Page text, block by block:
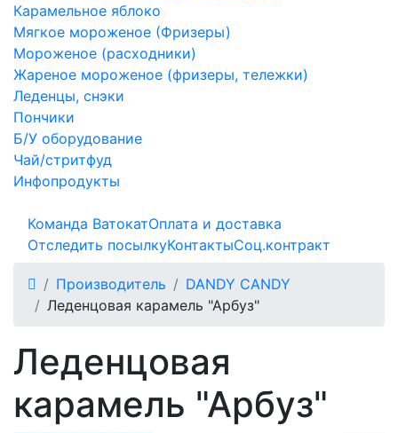
Карамельное яблоко
Мягкое мороженое (Фризеры)
Мороженое (расходники)
Жареное мороженое (фризеры, тележки)
Леденцы, снэки
Пончики
Б/У оборудование
Чай/стритфуд
Инфопродукты
Команда ВатокатОплата и доставка
Отследить посылкуКонтактыСоц.контракт
Производитель
DANDY CANDY
Леденцовая карамель "Арбуз"
Леденцовая
карамель "Арбуз"